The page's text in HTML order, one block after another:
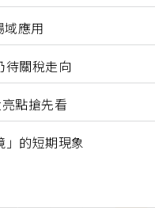
應用
關稅走向
點搶先看
的短期現象